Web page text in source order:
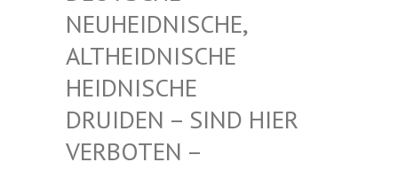
EUHEIDNISCHE, A
LTHEIDNISCHE H
EIDNISCHE D
RUIDEN – SIND HIER V
ERBOTEN – T